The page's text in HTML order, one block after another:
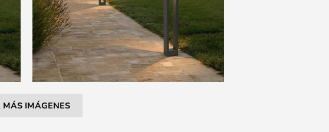
MÁS IMÁGENES